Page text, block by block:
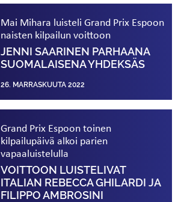
Mai Mihara luisteli Grand Prix Espoon
naisten kilpailun voittoon
JENNI SAARINEN PARHAANA
SUOMALAISENA YHDEKSÄS
26. MARRASKUUTA 2022
Grand Prix Espoon toinen
kilpailupäivä alkoi parien
vapaaluistelulla
VOITTOON LUISTELIVAT
ITALIAN REBECCA GHILARDI JA
FILIPPO AMBROSINI